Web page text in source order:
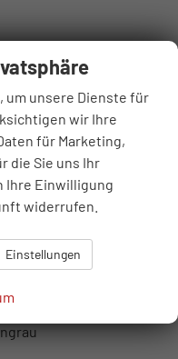
um unsere Dienste für
wir Ihre
für Marketing,
die Sie uns Ihr
Ihre Einwilligung
widerrufen.
Einstellungen